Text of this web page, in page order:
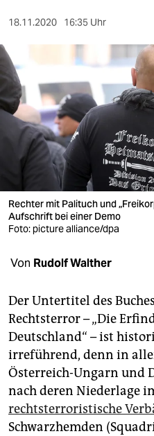
sport
berlin
nord
wahrheit
verlag
verlag
veranstaltungen
unterstützen
abo
genossenschaft
epaper login
18.11.2020 16:35 Uhr
Rechter mit Palituch und
Aufschrift bei einer Demo
Foto: picture alliance/dpa
Von Rudolf Walther
Der Untertitel des
Rechtsterror – „Die
Deutschland“ – ist
irreführend, denn in
Österreich-Ungarn und
nach deren Niederlage
rechtsterroristische
Schwarzhemden